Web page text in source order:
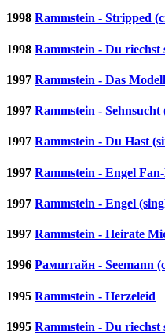
1998 Rammstein - Stripped
1998 Rammstein - Du riechst
1997 Rammstein - Das
1997 Rammstein -
1997 Rammstein - Du Hast
1997 Rammstein - Engel
1997 Rammstein - Engel
1997 Rammstein - Heirate
1996 Рамштайн - Seemann
1995 Rammstein - Herzeleid
1995 Rammstein - Du riechst